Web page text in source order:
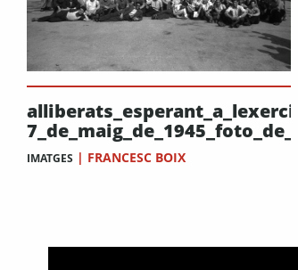
IMATGES | FRANCESC BOIX